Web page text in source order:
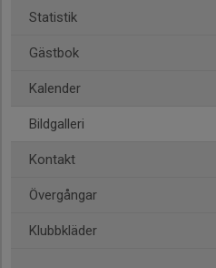
Statistik
Gästbok
Kalender
Bildgalleri
Kontakt
Övergångar
Klubbkläder